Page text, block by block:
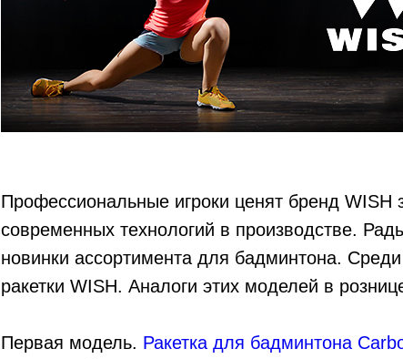
Профессиональные игроки ценят бренд WISH
современных технологий в производстве.
новинки ассортимента для бадминтона.
ракетки WISH. Аналоги этих моделей в
Первая модель. Ракетка для бадминтона